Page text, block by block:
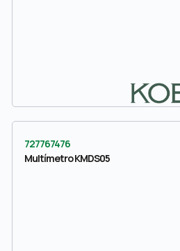
727767476
Multímetro KMDS05